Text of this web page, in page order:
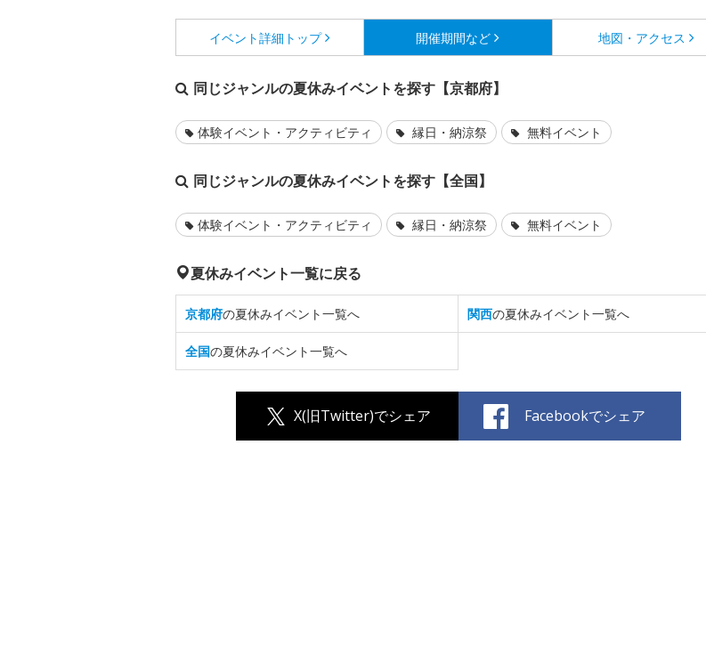
イベント詳細 トップ 開催期間など 地図・アクセス
同じジャンルの夏休みイベントを探す【京都府】
体験イベント・アクティビティ 縁日・納涼祭 無料イベント
同じジャンルの夏休みイベントを探す【全国】
体験イベント・アクティビティ 縁日・納涼祭 無料イベント
夏休みイベント一覧に戻る
京都府の夏休みイベント一覧へ 関西の夏休みイベント一覧へ
全国の夏休みイベント一覧へ
X(旧Twitter)でシェア Facebookでシェア